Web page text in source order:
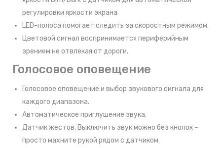
регулировки яркости экрана.
LED-полоса помогает следить за скоростным режимом.
Цветовой сигнал воспринимается периферийным
зрением не отвлекая от дороги.
Голосовое оповещение
Голосовое оповещение и выбор звукового сигнала для
каждого диапазона.
Автоматическое приглушение звука.
Датчик жестов. Выключить звук можно без кнопок –
просто махните рукой рядом с датчиком.